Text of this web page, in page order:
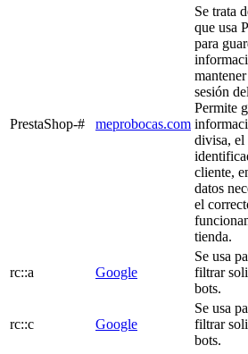
PrestaShop-# meprobocas.com
Se trata
que usa
para
sesión
Permite
divisa, el
cliente,
datos
el
tienda.
rc::a Google
Se usa
filtrar
bots.
rc::c Google
Se usa
filtrar
bots.